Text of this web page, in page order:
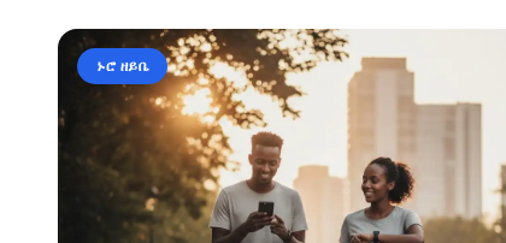
ኑሮ ዘይቤ